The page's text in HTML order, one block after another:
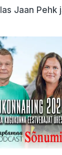
Jaan Pehk